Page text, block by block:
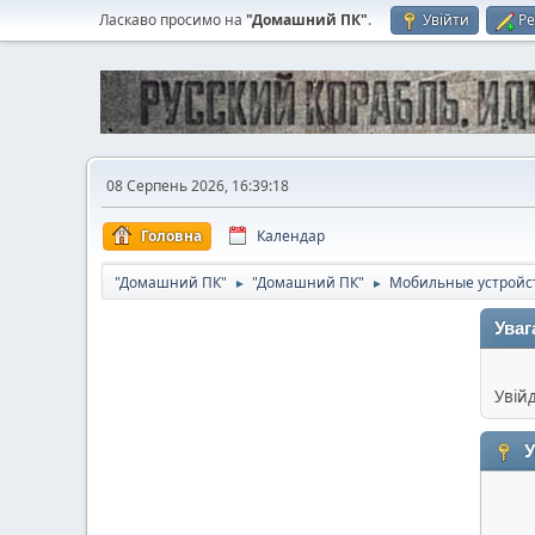
Ласкаво просимо на "Домашний ПК". Увійти
08 Серпень 2026, 16:39:18
Головна Календар
"Домашний ПК" ► "Домашний ПК" ► Мобильные